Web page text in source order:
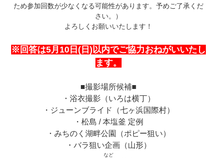
ため参加回数が少なくなる可能性があります。予めご了承くだ
さい。）
よろしくお願いいたします！
※回答は5月10日(日)以内でご協力おねがいいたし
ます。
■撮影場所候補■
・浴衣撮影（いろは横丁）
・ジューンブライド（七ヶ浜国際村）
・松島 / 本塩釜 定例
・みちのく湖畔公園（ポピー狙い）
・バラ狙い企画（山形）
など